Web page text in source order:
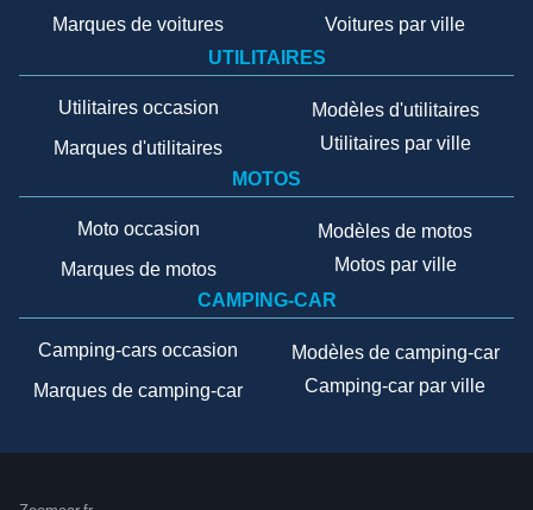
Marques de voitures
Voitures par ville
UTILITAIRES
Utilitaires occasion
Marques d'utilitaires
Modèles d'utilitaires
Utilitaires par ville
MOTOS
Moto occasion
Marques de motos
Modèles de motos
Motos par ville
CAMPING-CAR
Camping-cars occasion
Marques de camping-car
Modèles de camping-car
Camping-car par ville